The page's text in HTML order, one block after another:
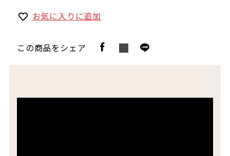
お気に入りに追加
この商品をシェア